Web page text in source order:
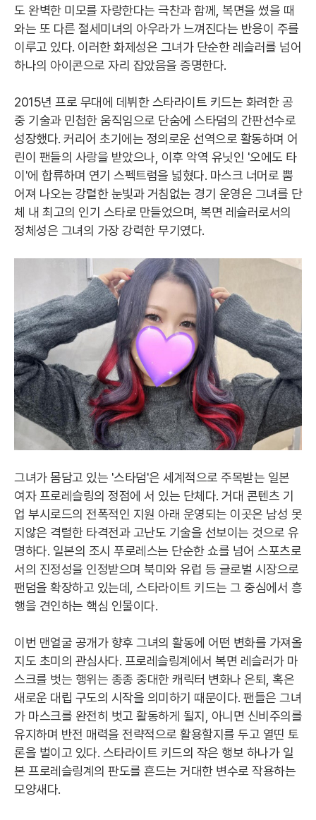
도 완벽한 미모를 자랑한다는 극찬과 함께, 복면을 썼을 때
와는 또 다른 절세미녀의 아우라가 느껴진다는 반응이 주를
이루고 있다. 이러한 화제성은 그녀가 단순한 레슬러를 넘어
하나의 아이콘으로 자리 잡았음을 증명한다.
2015년 프로 무대에 데뷔한 스타라이트 키드는 화려한 공
중 기술과 민첩한 움직임으로 단숨에 스타덤의 간판선수로
성장했다. 커리어 초기에는 정의로운 선역으로 활동하며 어
린이 팬들의 사랑을 받았으나, 이후 악역 유닛인 '오에도 타
이'에 합류하며 연기 스펙트럼을 넓혔다. 마스크 너머로 뿜
어져 나오는 강렬한 눈빛과 거침없는 경기 운영은 그녀를 단
체 내 최고의 인기 스타로 만들었으며, 복면 레슬러로서의
정체성은 그녀의 가장 강력한 무기였다.
그녀가 몸담고 있는 '스타덤'은 세계적으로 주목받는 일본
여자 프로레슬링의 정점에 서 있는 단체다. 거대 콘텐츠 기
업 부시로드의 전폭적인 지원 아래 운영되는 이곳은 남성 못
지않은 격렬한 타격전과 고난도 기술을 선보이는 것으로 유
명하다. 일본의 조시 푸로레스는 단순한 쇼를 넘어 스포츠로
서의 진정성을 인정받으며 북미와 유럽 등 글로벌 시장으로
팬덤을 확장하고 있는데, 스타라이트 키드는 그 중심에서 흥
행을 견인하는 핵심 인물이다.
이번 맨얼굴 공개가 향후 그녀의 활동에 어떤 변화를 가져올
지도 초미의 관심사다. 프로레슬링계에서 복면 레슬러가 마
스크를 벗는 행위는 종종 중대한 캐릭터 변화나 은퇴, 혹은
새로운 대립 구도의 시작을 의미하기 때문이다. 팬들은 그녀
가 마스크를 완전히 벗고 활동하게 될지, 아니면 신비주의를
유지하며 반전 매력을 전략적으로 활용할지를 두고 열띤 토
론을 벌이고 있다. 스타라이트 키드의 작은 행보 하나가 일
본 프로레슬링계의 판도를 흔드는 거대한 변수로 작용하는
모양새다.